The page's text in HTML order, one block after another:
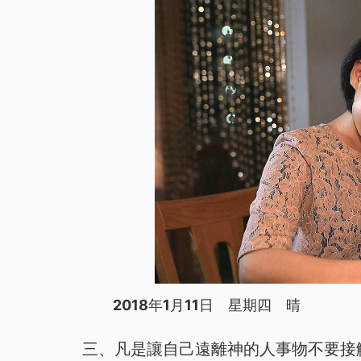
2018年1月11日 星期四 晴
三、凡是讓自己遠離神的人事物不要接